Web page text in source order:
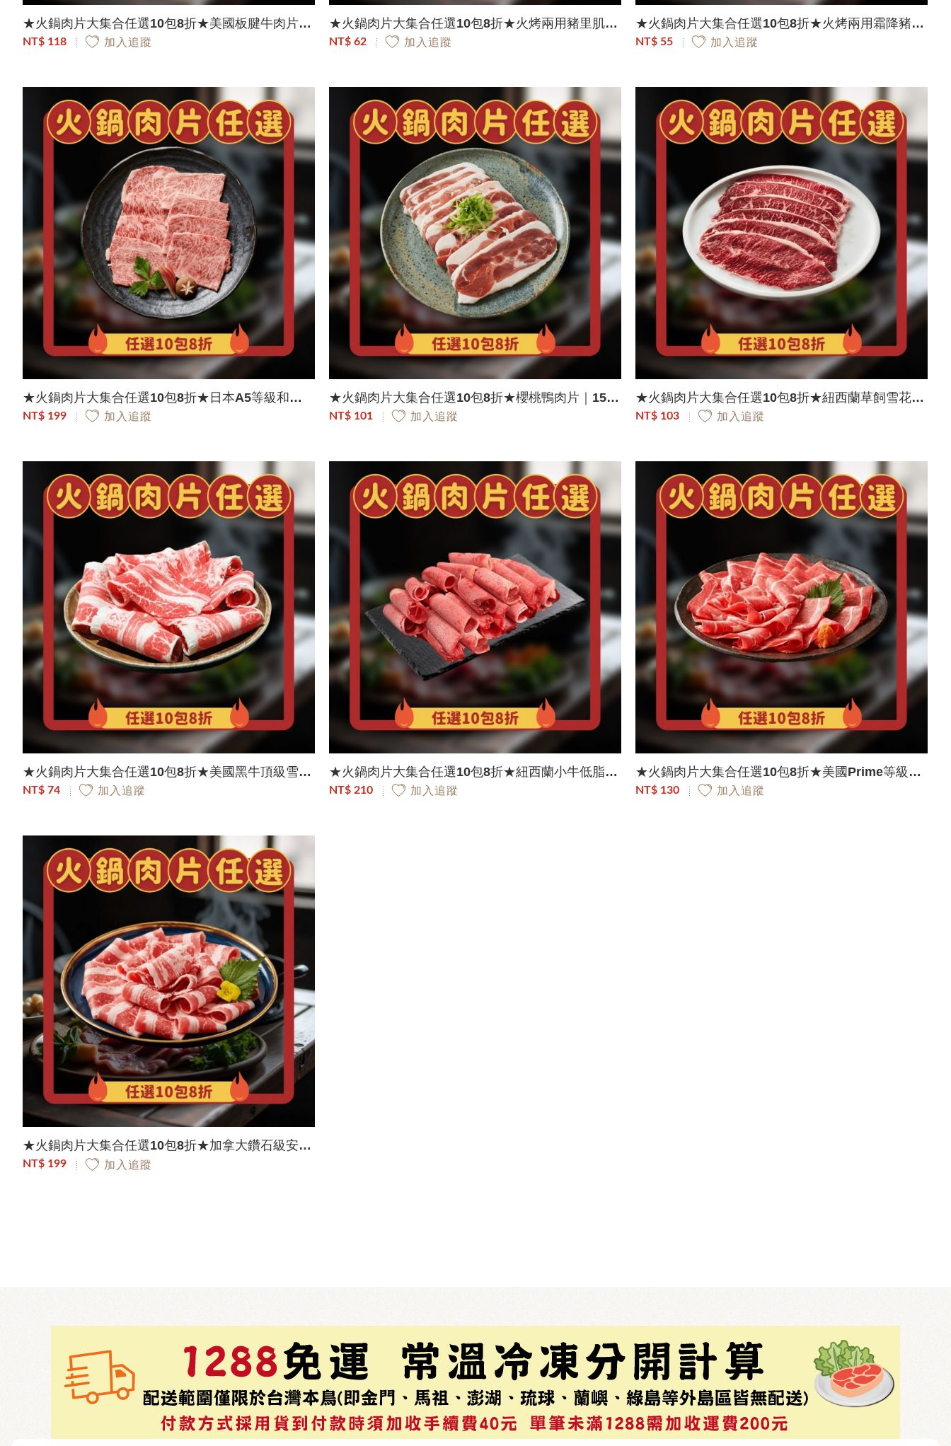
★火鍋肉片大集合任選10包8折★美國板腱牛肉片｜150g/包
NT$ 118 加入追蹤
★火鍋肉片大集合任選10包8折★火烤兩用豬里肌肉片｜150g/包
NT$ 62 加入追蹤
★火鍋肉片大集合任選10包8折★火烤兩用霜降豬五花肉片(150g/包)
NT$ 55 加入追蹤
★火鍋肉片大集合任選10包8折★日本A5等級和牛極致饗宴肉片｜100g/包
NT$ 199 加入追蹤
★火鍋肉片大集合任選10包8折★櫻桃鴨肉片｜150g/包
NT$ 101 加入追蹤
★火鍋肉片大集合任選10包8折★紐西蘭草飼雪花板腱肉片｜150g/包
NT$ 103 加入追蹤
★火鍋肉片大集合任選10包8折★美國黑牛頂級雪花肥牛肉片｜150g/包
NT$ 74 加入追蹤
★火鍋肉片大集合任選10包8折★紐西蘭小牛低脂鮮嫩肉片｜300g/包
NT$ 210 加入追蹤
★火鍋肉片大集合任選10包8折★美國Prime等級霜降牛肉片｜150g/包
NT$ 130 加入追蹤
★火鍋肉片大集合任選10包8折★加拿大鑽石級安格斯黑牛胸腹肉片｜200g/盒
NT$ 199 加入追蹤